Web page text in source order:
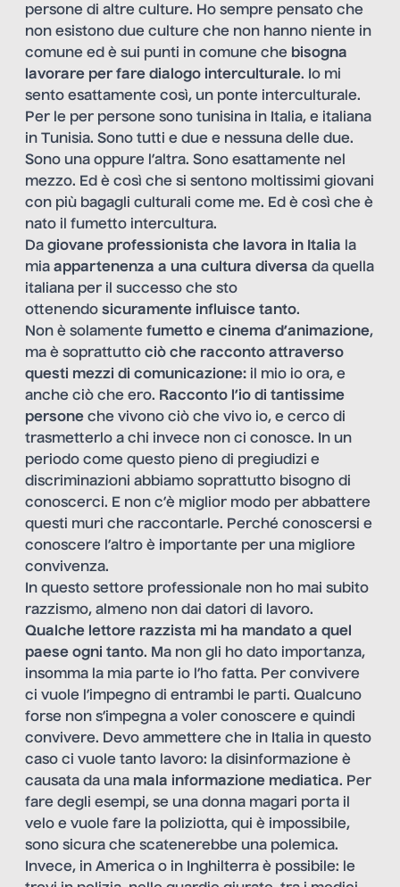
persone di altre culture. Ho sempre pensato che
non esistono due culture che non hanno niente in
comune ed è sui punti in comune che bisogna
lavorare per fare dialogo interculturale. Io mi
sento esattamente così, un ponte interculturale.
Per le per persone sono tunisina in Italia, e italiana
in Tunisia. Sono tutti e due e nessuna delle due.
Sono una oppure l’altra. Sono esattamente nel
mezzo. Ed è così che si sentono moltissimi giovani
con più bagagli culturali come me. Ed è così che è
nato il fumetto intercultura.
Da giovane professionista che lavora in Italia la
mia appartenenza a una cultura diversa da quella
italiana per il successo che sto
ottenendo sicuramente influisce tanto.
Non è solamente fumetto e cinema d’animazione,
ma è soprattutto ciò che racconto attraverso
questi mezzi di comunicazione: il mio io ora, e
anche ciò che ero. Racconto l’io di tantissime
persone che vivono ciò che vivo io, e cerco di
trasmetterlo a chi invece non ci conosce. In un
periodo come questo pieno di pregiudizi e
discriminazioni abbiamo soprattutto bisogno di
conoscerci. E non c’è miglior modo per abbattere
questi muri che raccontarle. Perché conoscersi e
conoscere l’altro è importante per una migliore
convivenza.
In questo settore professionale non ho mai subito
razzismo, almeno non dai datori di lavoro.
Qualche lettore razzista mi ha mandato a quel
paese ogni tanto. Ma non gli ho dato importanza,
insomma la mia parte io l’ho fatta. Per convivere
ci vuole l’impegno di entrambi le parti. Qualcuno
forse non s’impegna a voler conoscere e quindi
convivere. Devo ammettere che in Italia in questo
caso ci vuole tanto lavoro: la disinformazione è
causata da una mala informazione mediatica. Per
fare degli esempi, se una donna magari porta il
velo e vuole fare la poliziotta, qui è impossibile,
sono sicura che scatenerebbe una polemica.
Invece, in America o in Inghilterra è possibile: le